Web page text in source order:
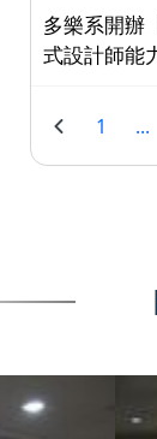
多樂系開辦
式設計師能
1 ...